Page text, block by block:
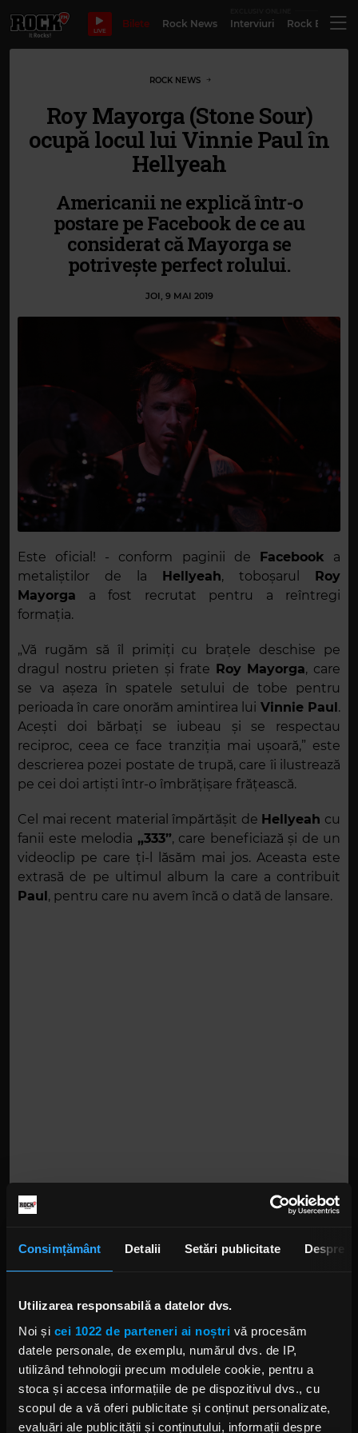
Consimțământ Detalii Setări publicitate Despre
Utilizarea responsabilă a datelor dvs.
Noi și cei 1022 de parteneri ai noștri vă procesăm
datele personale, de exemplu, numărul dvs. de IP,
utilizând tehnologii precum modulele cookie, pentru a
stoca și accesa informațiile de pe dispozitivul dvs., cu
scopul de a vă oferi publicitate și conținut personalizate,
evaluări ale publicității și conținutului, informații despre
LIVE
Bilete Rock News Interviuri Rock
ROCK NEWS
Roy Mayorga (Stone Sour)
ocupă locul lui Vinnie Paul în
Hellyeah
Americanii ne explică într-o
postare pe Facebook de ce au
considerat că Mayorga se
potrivește perfect rolului.
JOI, 9 MAI 2019
Este oficial! - conform paginii de Facebook a
metaliștilor de la
Hellyeah, toboșarul
Roy
Mayorga a fost recrutat pentru a reîntregi
formația.
„Vă rugăm să îl primiți cu brațele deschise pe
dragul nostru prieten și frate
Roy Mayorga, care
se va așeza în spatele setului de tobe pentru
perioada în care onorăm amintirea lui Vinnie Paul .
Acești doi bărbați se iubeau și se respectau
reciproc, ceea ce face tranziția mai ușoară,” este
descrierea pozei postate de trupă, care îi ilustrează
pe cei doi artiști într-o îmbrățișare frățească.
Cel mai recent material împărtășit de Hellyeah cu
fanii este melodia „333”, care beneficiază și de un
videoclip pe care ți-l lăsăm mai jos. Aceasta este
extrasă de pe ultimul album la care a contribuit
Paul , pentru care nu avem încă o dată de lansare.